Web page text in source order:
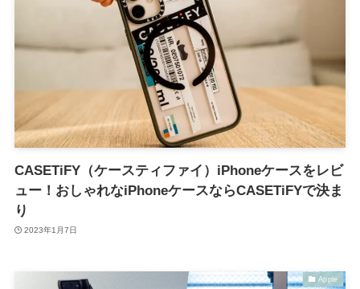
CASETiFY（ケースティファイ）iPhoneケースをレビ
ュー！おしゃれなiPhoneケースならCASETiFYで決ま
り
2023年1月7日
Apple